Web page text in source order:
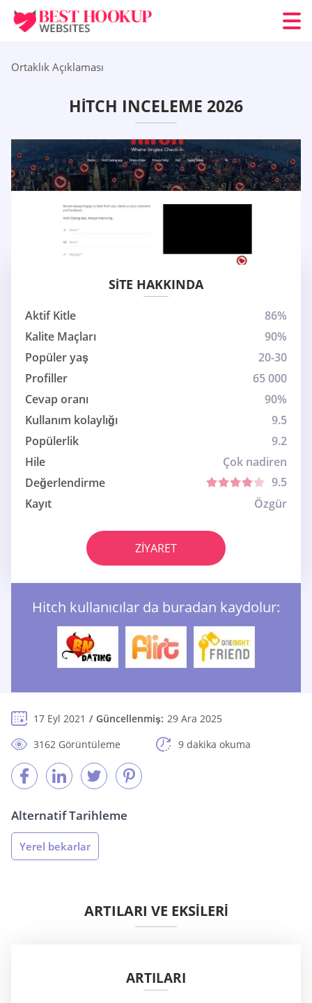
Ortaklık Açıklaması
HITCH INCELEME 2026
SITE HAKKINDA
Aktif Kitle
86%
Kalite Maçları
90%
Popüler yaş
20-30
Profiller
65 000
Cevap oranı
90%
Kullanım kolaylığı
9.5
Popülerlik
9.2
Hile
Çok nadiren
Değerlendirme
9.5
Kayıt
Özgür
ZIYARET
Hitch kullanıcılar da buradan kaydolur:
17 Eyl 2021 Güncellenmiş: 29 Ara 2025
3162 Görüntüleme
9 dakika okuma
Alternatif Tarihleme
Yerel bekarlar
ARTILARI VE EKSİLERİ
ARTILARI